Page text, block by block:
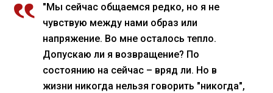
"Мы сейчас общаемся редко, но я не
чувствую между нами образ или
напряжение. Во мне осталось тепло.
Допускаю ли я возвращение? По
состоянию на сейчас – вряд ли. Но в
жизни никогда нельзя говорить "никогда",